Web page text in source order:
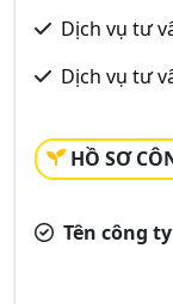
Dịch vụ tư
Dịch vụ tư
HỒ SƠ
Tên công